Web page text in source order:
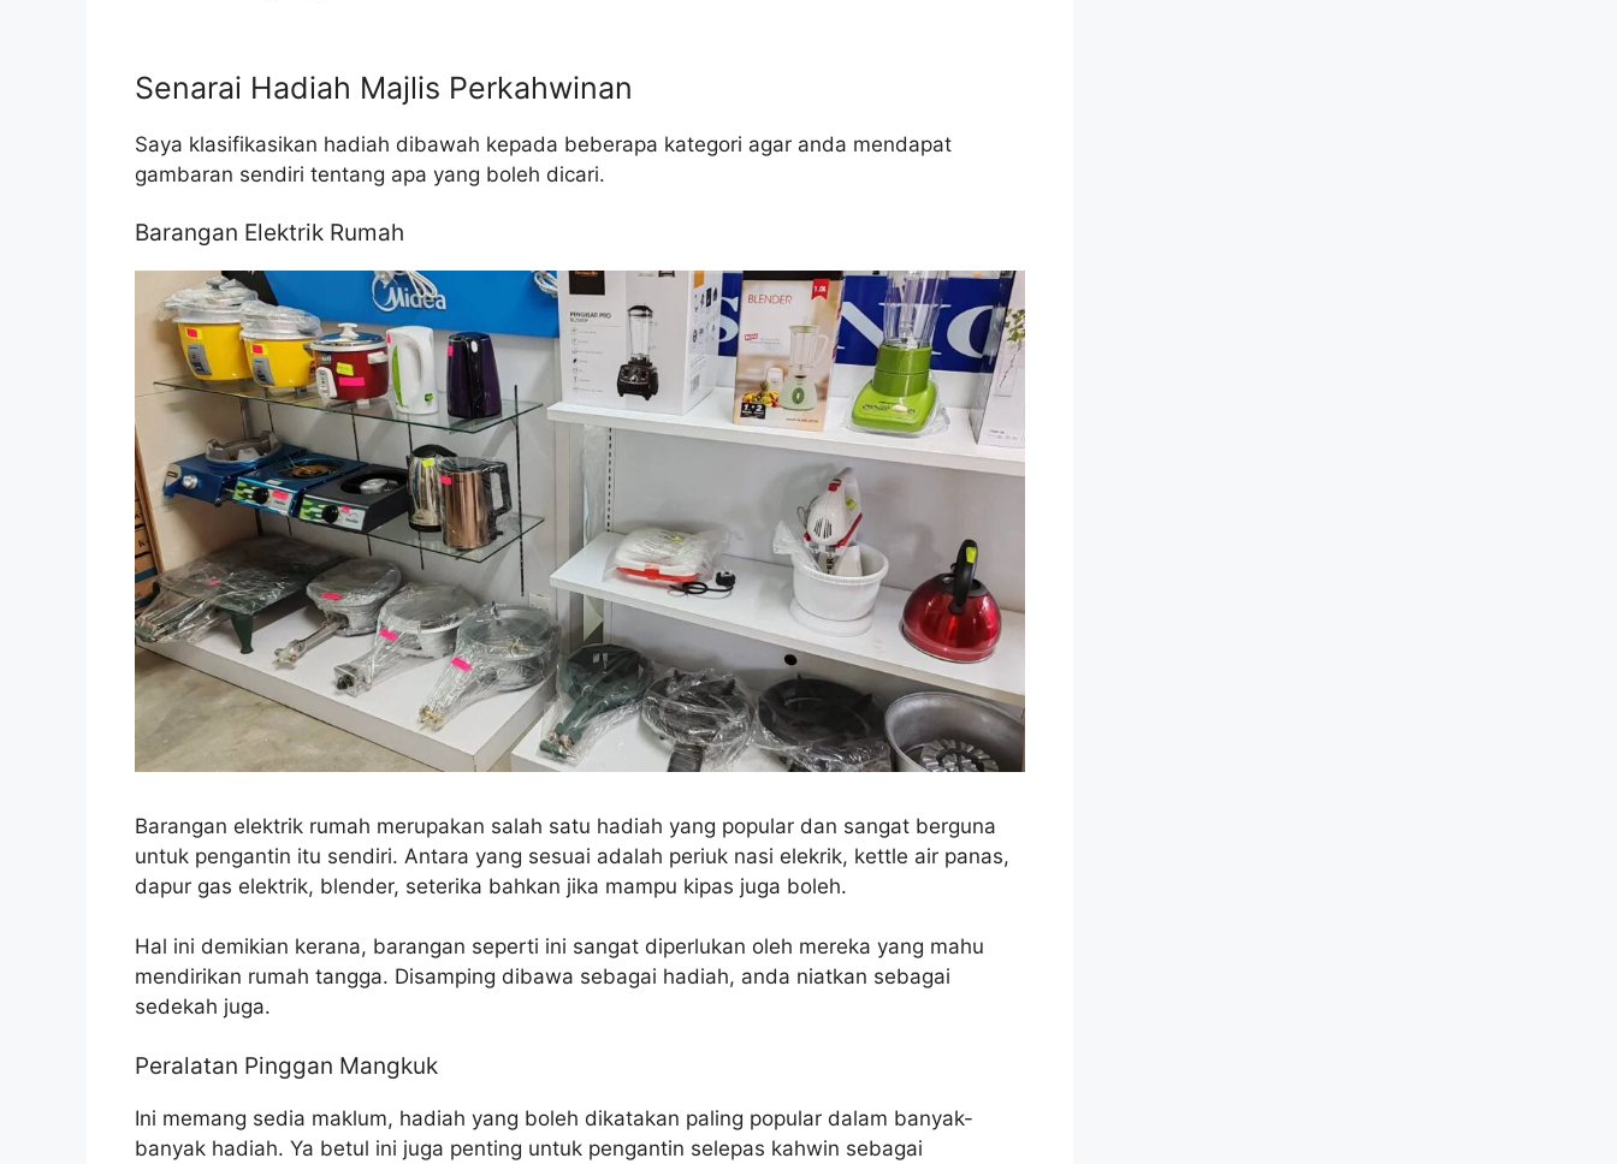
Senarai Hadiah Majlis Perkahwinan
Saya klasifikasikan hadiah dibawah kepada beberapa kategori agar anda mendapat
gambaran sendiri tentang apa yang boleh dicari.
Barangan Elektrik Rumah
Barangan elektrik rumah merupakan salah satu hadiah yang popular dan sangat berguna
untuk pengantin itu sendiri. Antara yang sesuai adalah periuk nasi elekrik, kettle air panas,
dapur gas elektrik, blender, seterika bahkan jika mampu kipas juga boleh.
Hal ini demikian kerana, barangan seperti ini sangat diperlukan oleh mereka yang mahu
mendirikan rumah tangga. Disamping dibawa sebagai hadiah, anda niatkan sebagai
sedekah juga.
Peralatan Pinggan Mangkuk
Ini memang sedia maklum, hadiah yang boleh dikatakan paling popular dalam banyak-
banyak hadiah. Ya betul ini juga penting untuk pengantin selepas kahwin sebagai